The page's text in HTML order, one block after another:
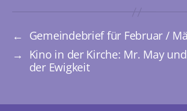
← Gemeindebrief für Februar /
→
Kino in der Kirche: Mr. May
der Ewigkeit